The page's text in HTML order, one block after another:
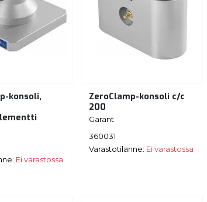
konsoli,
Ei varastossa
ZeroClamp-konsoli c/c
200
Garant
360031
Varastotilanne: Ei varastossa